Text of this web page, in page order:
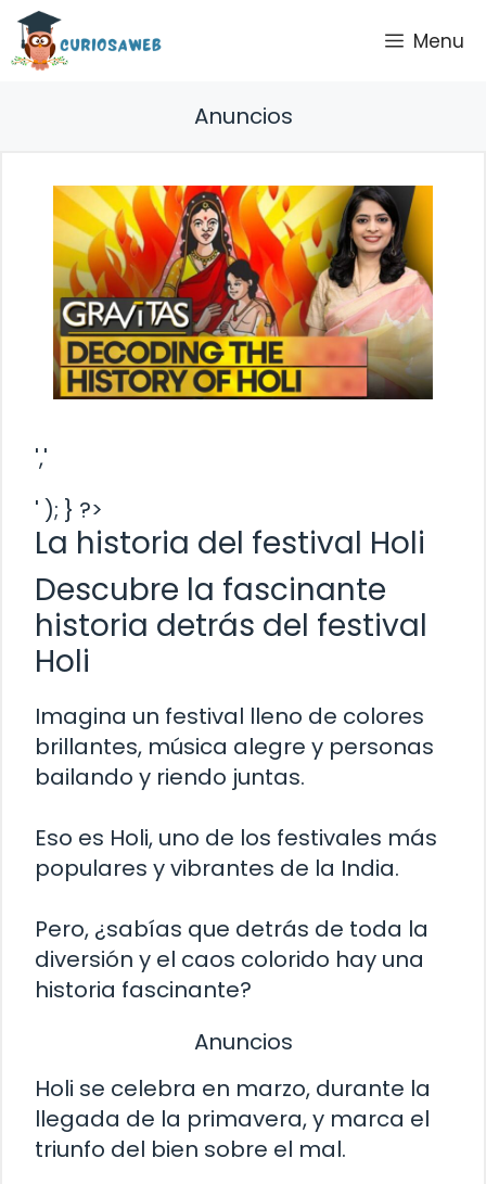
Saltar
contenido
Menu
Anuncios
','
' ); } ?>
La historia del festival Holi
Descubre la fascinante
historia detrás del festival
Holi
Imagina un festival lleno de colores
brillantes, música alegre y personas
bailando y riendo juntas.
Eso es Holi, uno de los festivales más
populares y vibrantes de la India.
Pero, ¿sabías que detrás de toda la
diversión y el caos colorido hay una
historia fascinante?
Anuncios
Holi se celebra en marzo, durante la
llegada de la primavera, y marca el
triunfo del bien sobre el mal.